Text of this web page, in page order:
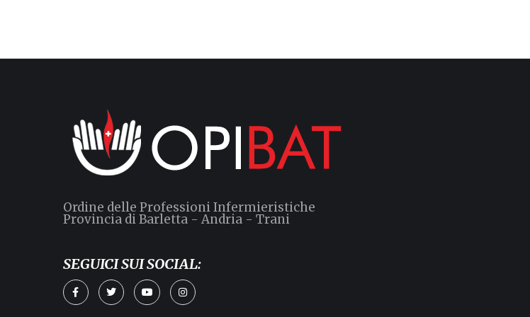
Ordine delle Professioni Infermieristiche
Provincia di Barletta - Andria - Trani
SEGUICI SUI SOCIAL: